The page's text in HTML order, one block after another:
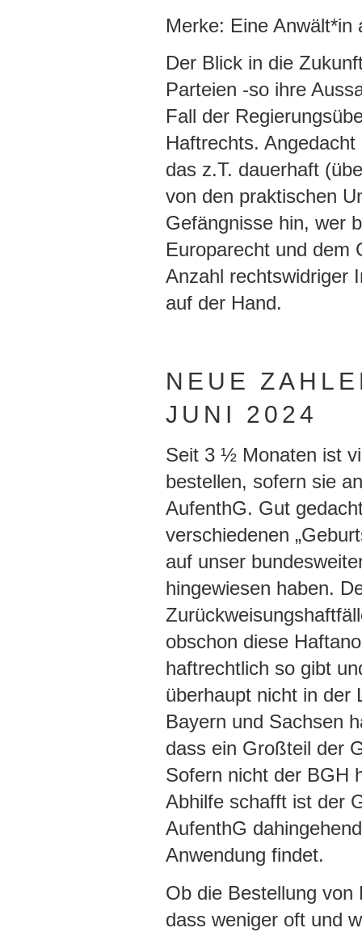
Merke: Eine
Der Blick in die
Parteien -so ihre
Fall der
Haftrechts.
das z.T. dauerhaft
von den praktischen
Gefängnisse hin, wer
Europarecht und dem
Anzahl rechtswidriger
auf der Hand.
NEUE
JUNI 2024
Seit 3 ½ Monaten ist
bestellen, sofern sie
AufenthG. Gut
verschiedenen
auf unser
hingewiesen haben.
obschon diese
haftrechtlich so gibt
überhaupt nicht in der
Bayern und Sachsen
dass ein Großteil der
Sofern nicht der BGH
Abhilfe schafft ist der
AufenthG
Anwendung findet.
Ob die Bestellung von
dass weniger oft und